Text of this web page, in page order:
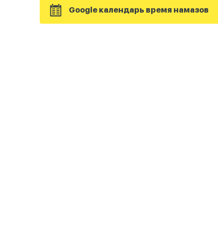
Google календарь время намазов